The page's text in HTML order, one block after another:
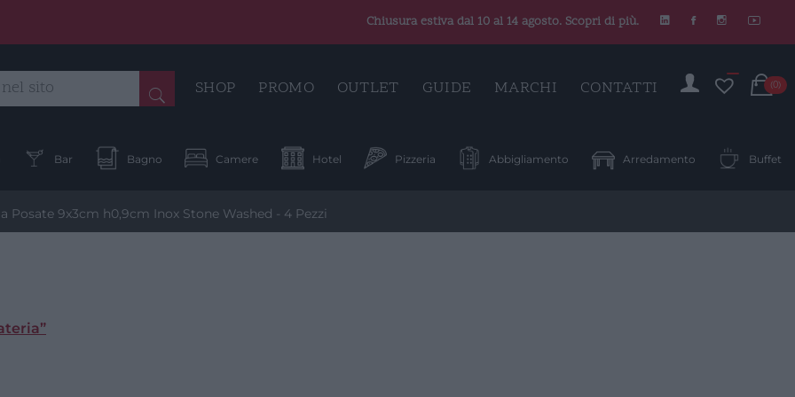
Chiusura estiva dal 10 al 14 agosto. Scopri di più.
SHOP PROMO OUTLET GUIDE MARCHI CONTATTI (0)
Bar Bagno Camere Hotel Pizzeria Abbigliamento Arredamento Buffet
Posate 9x3cm h0,9cm Inox Stone Washed - 4 Pezzi